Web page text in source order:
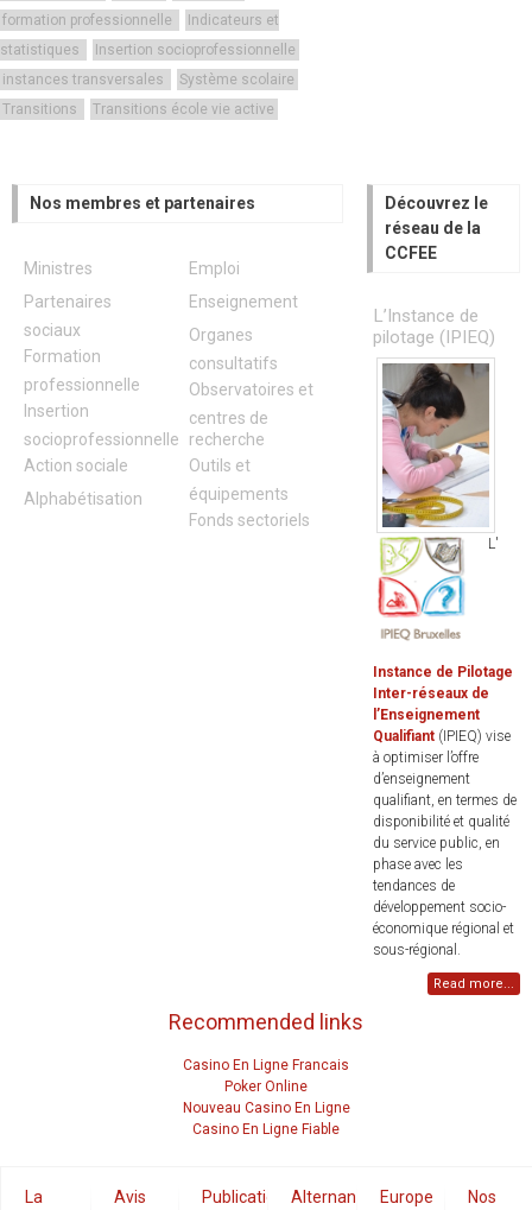
formation professionnelle
Indicateurs et
statistiques
Insertion socioprofessionnelle
instances transversales
Système scolaire
Transitions
Transitions école vie active
Nos membres et partenaires
Ministres
Partenaires
sociaux
Formation
professionnelle
Insertion
socioprofessionnelle
Action sociale
Alphabétisation
Emploi
Enseignement
Organes
consultatifs
Observatoires et
centres de
recherche
Outils et
équipements
Fonds sectoriels
Découvrez le
réseau de la
CCFEE
L’Instance de
pilotage (IPIEQ)
L'
Instance de Pilotage
Inter-réseaux de
l’Enseignement
Qualifiant(IPIEQ) vise
à optimiser l’offre
d’enseignement
qualifiant, en termes de
disponibilité et qualité
du service public, en
phase avec les
tendances de
développement socio-
économique régional et
sous-régional.
Read more...
Recommended links
Casino En Ligne Francais
Poker Online
Nouveau Casino En Ligne
Casino En Ligne Fiable
La
Avis PublicationsAlternance Europe
Nos